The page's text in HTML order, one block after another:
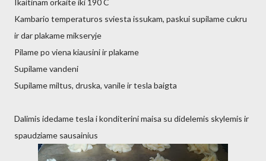
Ikaitinam orkaite iki 190 C
Kambario temperaturos sviesta issukam, paskui supilame cukru
ir dar plakame mikseryje
Pilame po viena kiausini ir plakame
Supilame vandeni
Supilame miltus, druska, vanile ir tesla baigta
Dalimis idedame tesla i konditerini maisa su didelemis skylemis ir
spaudziame sausainius